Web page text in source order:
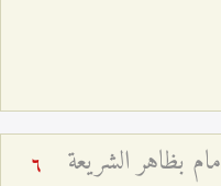
بظاهر الشريعة 6